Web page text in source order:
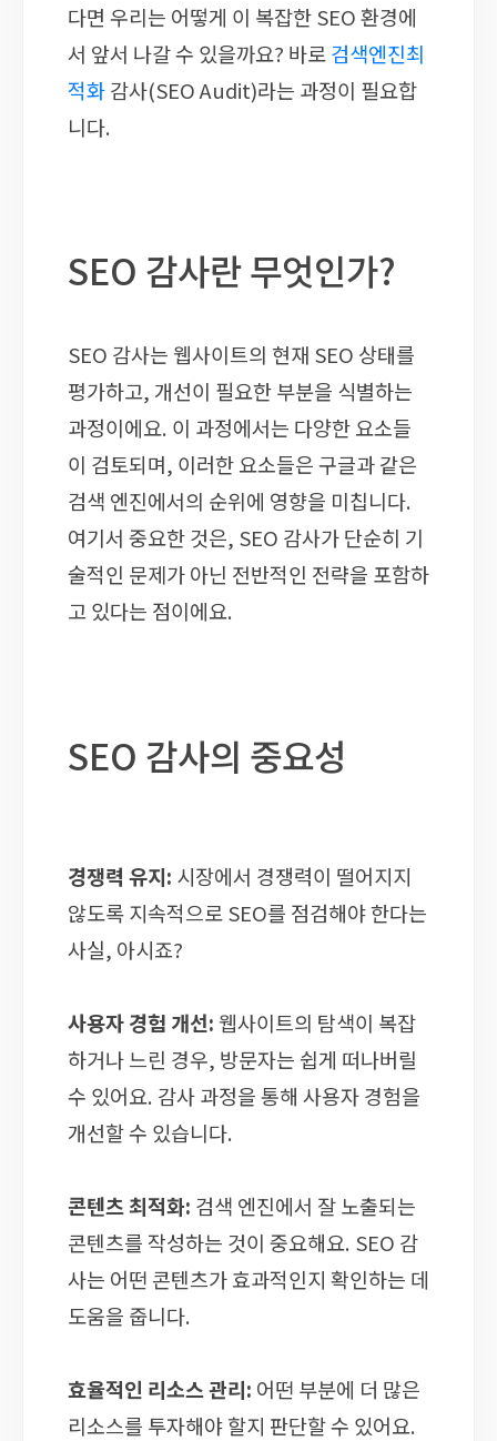
다면 우리는 어떻게 이 복잡한 SEO 환경에
서 앞서 나갈 수 있을까요? 바로검색엔진최
적화감사(SEO Audit)라는 과정이 필요합
니다.
SEO 감사란 무엇인가?
SEO 감사는 웹사이트의 현재 SEO 상태를
평가하고, 개선이 필요한 부분을 식별하는
과정이에요. 이 과정에서는 다양한 요소들
이 검토되며, 이러한 요소들은 구글과 같은
검색 엔진에서의 순위에 영향을 미칩니다.
여기서 중요한 것은, SEO 감사가 단순히 기
술적인 문제가 아닌 전반적인 전략을 포함하
고 있다는 점이에요.
SEO 감사의 중요성
경쟁력 유지: 시장에서 경쟁력이 떨어지지
않도록 지속적으로 SEO를 점검해야 한다는
사실, 아시죠?
사용자 경험 개선: 웹사이트의 탐색이 복잡
하거나 느린 경우, 방문자는 쉽게 떠나버릴
수 있어요. 감사 과정을 통해 사용자 경험을
개선할 수 있습니다.
콘텐츠 최적화: 검색 엔진에서 잘 노출되는
콘텐츠를 작성하는 것이 중요해요. SEO 감
사는 어떤 콘텐츠가 효과적인지 확인하는 데
도움을 줍니다.
효율적인 리소스 관리: 어떤 부분에 더 많은
리소스를 투자해야 할지 판단할 수 있어요.